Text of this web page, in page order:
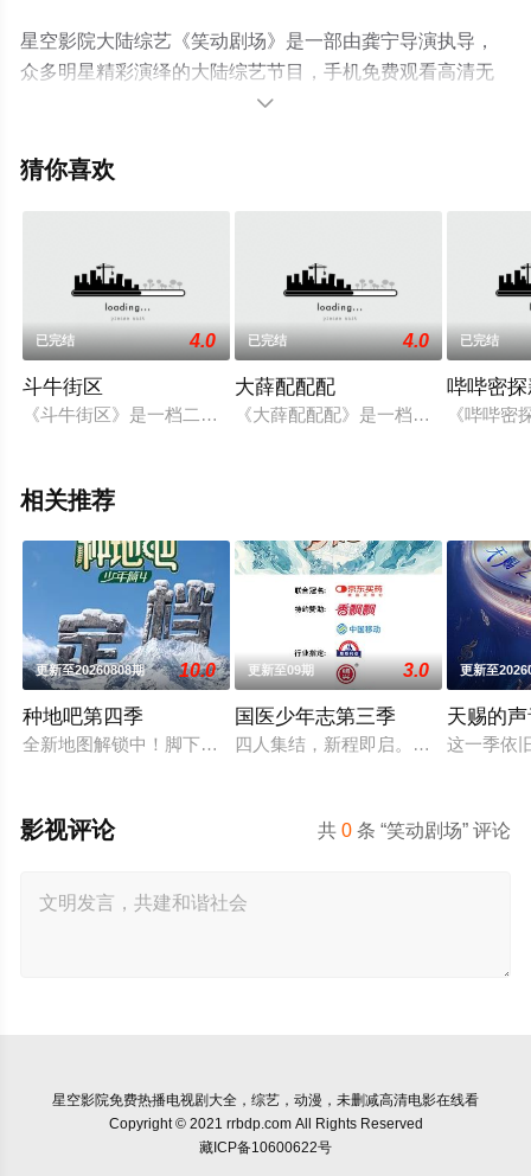
星空影院大陆综艺《笑动剧场》是一部由龚宁导演执导，
众多明星精彩演绎的大陆综艺节目，手机免费观看高清无
删减完整版综艺节目就上星空电影网，更多相关信息可移

猜你喜欢
已完结 4.0
斗牛街区
《斗牛街区》是一档二次元街头篮球秀。节目独辟蹊径地选择
已完结 4.0
大薛配配配
《大薛配配配》是一档科幻情景综
已完结
哔哔密
《哔哔密
相关推荐
更新至20260808期 10.0
种地吧第四季
全新地图解锁中！脚下的土地变了，但十个勤天那份“想把地种
更新至09期 3.0
国医少年志第三季
四人集结，新程即启。和陈妍希、
更新至
天赐的
这一季依
共0 条 “笑动剧场” 评论
影视评论
星空影院免费热播电视剧大全，综艺，动漫，未删减高清电影在线看
Copyright © 2021 rrbdp.com All Rights Reserved
藏ICP备10600622号